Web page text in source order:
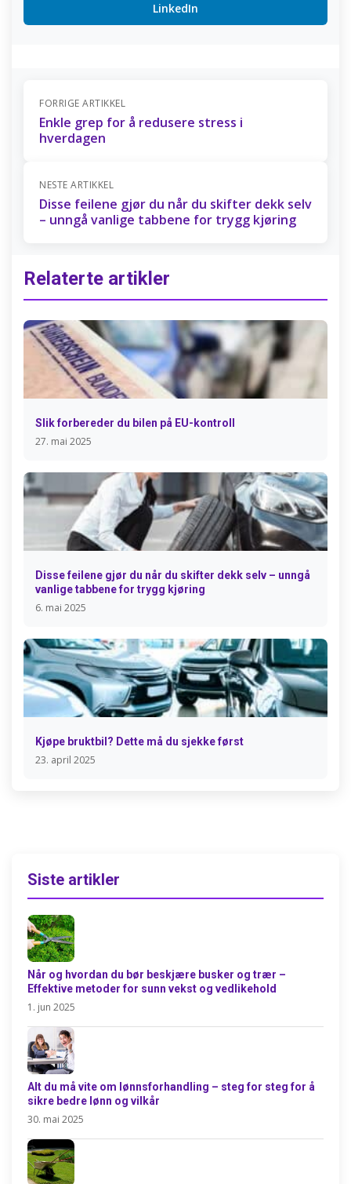
LinkedIn
FORRIGE ARTIKKEL
Enkle grep for å redusere stress i
hverdagen
NESTE ARTIKKEL
Disse feilene gjør du når du skifter dekk selv
– unngå vanlige tabbene for trygg kjøring
Relaterte artikler
Slik forbereder du bilen på EU-kontroll
27. mai 2025
Disse feilene gjør du når du skifter dekk selv – unngå
vanlige tabbene for trygg kjøring
6. mai 2025
Kjøpe bruktbil? Dette må du sjekke først
23. april 2025
Siste artikler
Når og hvordan du bør beskjære busker og trær –
Effektive metoder for sunn vekst og vedlikehold
1. jun 2025
Alt du må vite om lønnsforhandling – steg for steg for å
sikre bedre lønn og vilkår
30. mai 2025